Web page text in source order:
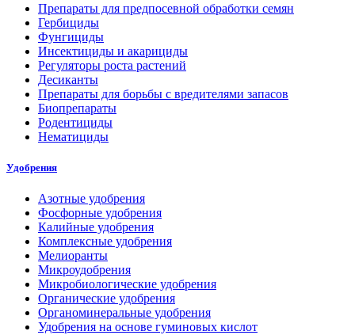
Препараты для предпосевной обработки семян
Гербициды
Фунгициды
Инсектициды и акарициды
Регуляторы роста растений
Десиканты
Препараты для борьбы с вредителями запасов
Биопрепараты
Родентициды
Нематициды
Удобрения
Азотные удобрения
Фосфорные удобрения
Калийные удобрения
Комплексные удобрения
Мелиоранты
Микроудобрения
Микробиологические удобрения
Органические удобрения
Органоминеральные удобрения
Удобрения на основе гуминовых кислот